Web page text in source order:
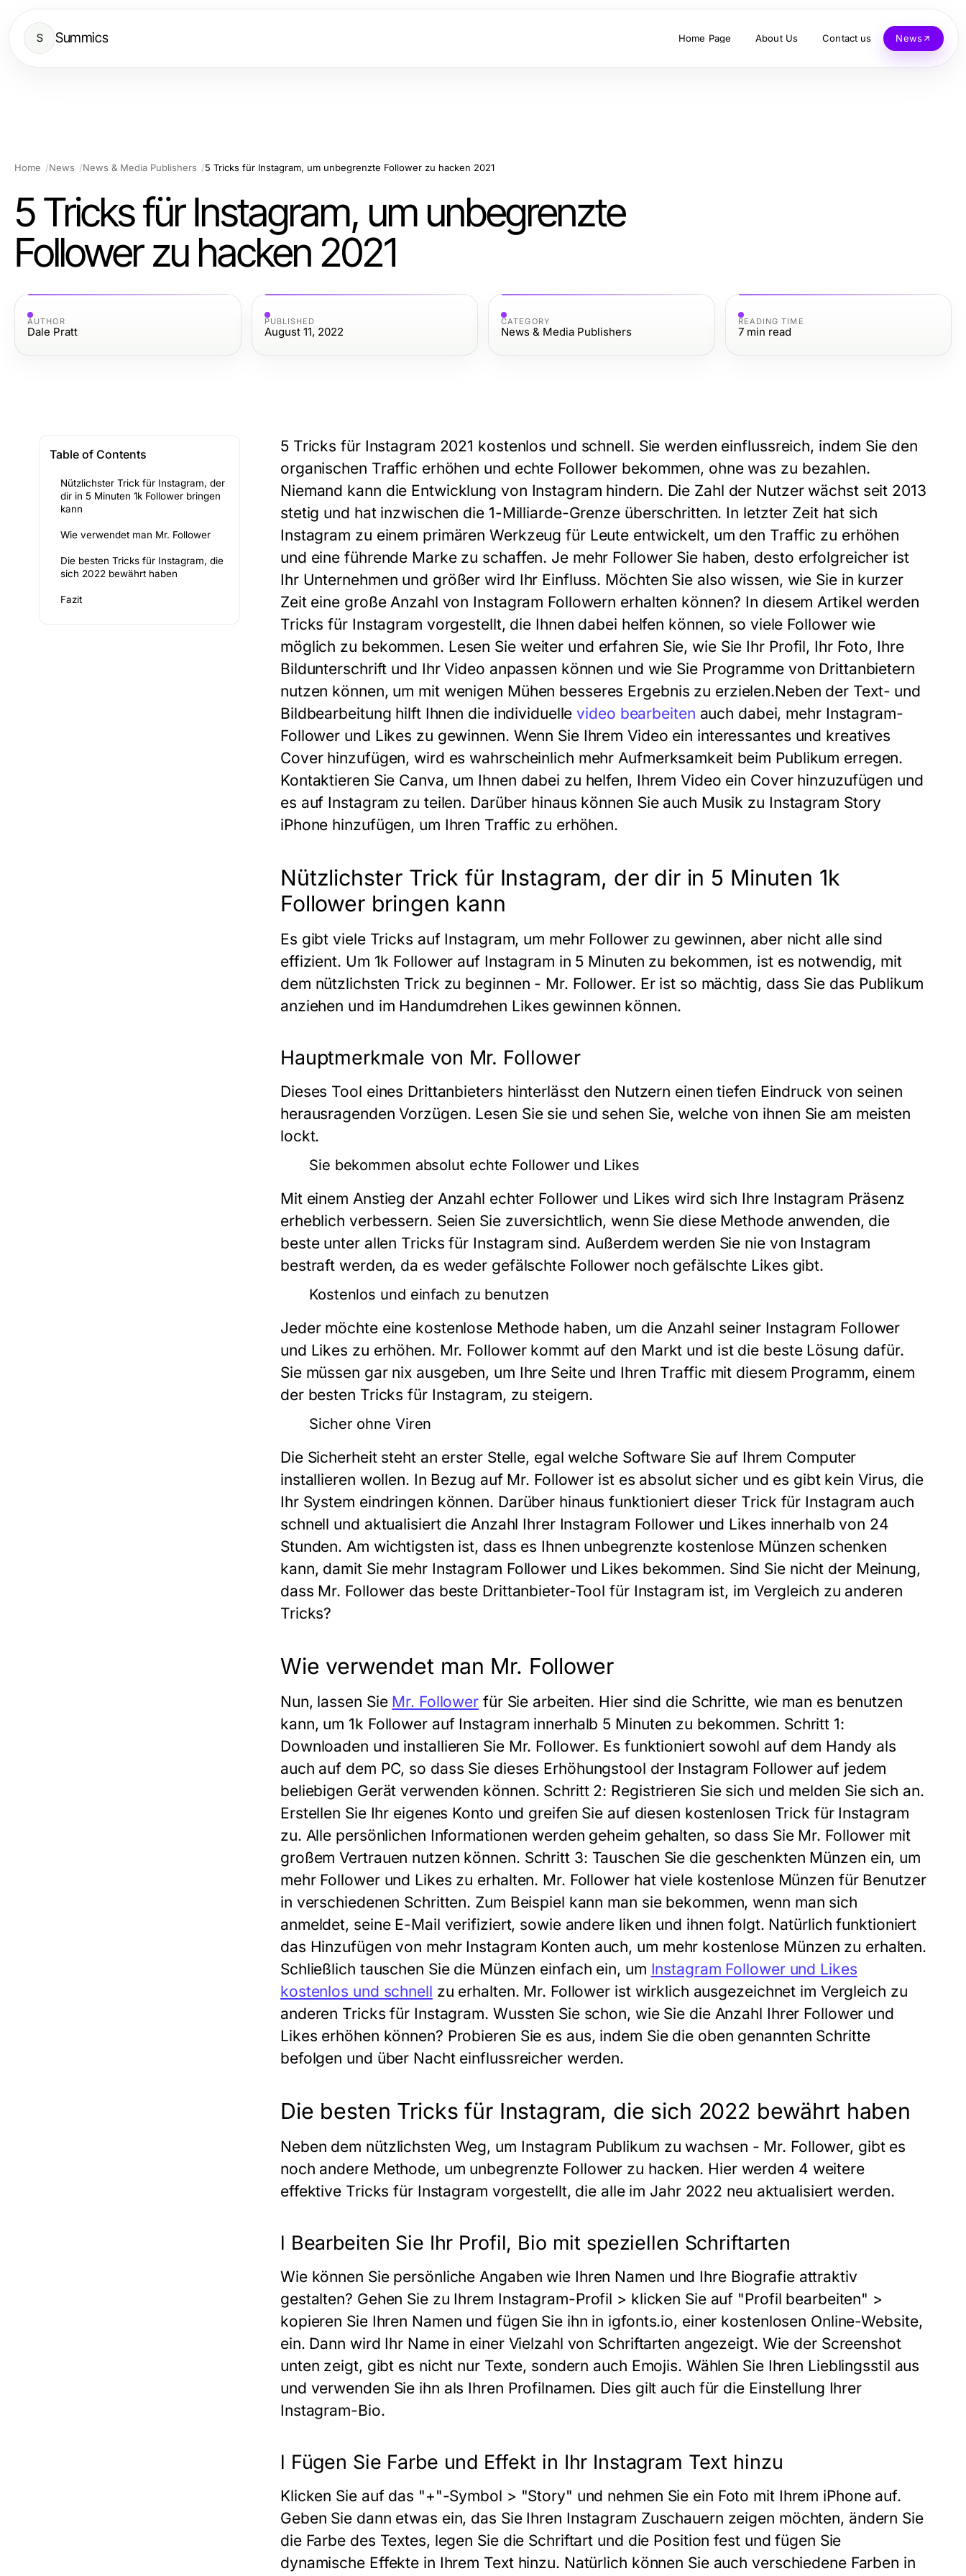
S Summics Home Page About Us Contact us News
Home News News & Media Publishers 5 Tricks für Instagram, um unbegrenzte Follower zu hacken 2021
5 Tricks für Instagram, um unbegrenzte
Follower zu hacken 2021
AUTHOR
Dale Pratt
PUBLISHED
August 11, 2022
CATEGORY
News & Media Publishers
READING TIME
7 min read
Table of Contents
Nützlichster Trick für Instagram, der
dir in 5 Minuten 1k Follower bringen
kann
Wie verwendet man Mr. Follower
Die besten Tricks für Instagram, die
sich 2022 bewährt haben
Fazit
5 Tricks für Instagram 2021 kostenlos und schnell. Sie werden einflussreich, indem Sie den
organischen Traffic erhöhen und echte Follower bekommen, ohne was zu bezahlen.
Niemand kann die Entwicklung von Instagram hindern. Die Zahl der Nutzer wächst seit 2013
stetig und hat inzwischen die 1-Milliarde-Grenze überschritten. In letzter Zeit hat sich
Instagram zu einem primären Werkzeug für Leute entwickelt, um den Traffic zu erhöhen
und eine führende Marke zu schaffen. Je mehr Follower Sie haben, desto erfolgreicher ist
Ihr Unternehmen und größer wird Ihr Einfluss. Möchten Sie also wissen, wie Sie in kurzer
Zeit eine große Anzahl von Instagram Followern erhalten können? In diesem Artikel werden
Tricks für Instagram vorgestellt, die Ihnen dabei helfen können, so viele Follower wie
möglich zu bekommen. Lesen Sie weiter und erfahren Sie, wie Sie Ihr Profil, Ihr Foto, Ihre
Bildunterschrift und Ihr Video anpassen können und wie Sie Programme von Drittanbietern
nutzen können, um mit wenigen Mühen besseres Ergebnis zu erzielen.Neben der Text- und
Bildbearbeitung hilft Ihnen die individuellevideo bearbeiten auch dabei, mehr Instagram-
Follower und Likes zu gewinnen. Wenn Sie Ihrem Video ein interessantes und kreatives
Cover hinzufügen, wird es wahrscheinlich mehr Aufmerksamkeit beim Publikum erregen.
Kontaktieren Sie Canva, um Ihnen dabei zu helfen, Ihrem Video ein Cover hinzuzufügen und
es auf Instagram zu teilen. Darüber hinaus können Sie auch Musik zu Instagram Story
iPhone hinzufügen, um Ihren Traffic zu erhöhen.
Nützlichster Trick für Instagram, der dir in 5 Minuten 1k
Follower bringen kann
Es gibt viele Tricks auf Instagram, um mehr Follower zu gewinnen, aber nicht alle sind
effizient. Um 1k Follower auf Instagram in 5 Minuten zu bekommen, ist es notwendig, mit
dem nützlichsten Trick zu beginnen - Mr. Follower. Er ist so mächtig, dass Sie das Publikum
anziehen und im Handumdrehen Likes gewinnen können.
Hauptmerkmale von Mr. Follower
Dieses Tool eines Drittanbieters hinterlässt den Nutzern einen tiefen Eindruck von seinen
herausragenden Vorzügen. Lesen Sie sie und sehen Sie, welche von ihnen Sie am meisten
lockt.
Sie bekommen absolut echte Follower und Likes
Mit einem Anstieg der Anzahl echter Follower und Likes wird sich Ihre Instagram Präsenz
erheblich verbessern. Seien Sie zuversichtlich, wenn Sie diese Methode anwenden, die
beste unter allen Tricks für Instagram sind. Außerdem werden Sie nie von Instagram
bestraft werden, da es weder gefälschte Follower noch gefälschte Likes gibt.
Kostenlos und einfach zu benutzen
Jeder möchte eine kostenlose Methode haben, um die Anzahl seiner Instagram Follower
und Likes zu erhöhen. Mr. Follower kommt auf den Markt und ist die beste Lösung dafür.
Sie müssen gar nix ausgeben, um Ihre Seite und Ihren Traffic mit diesem Programm, einem
der besten Tricks für Instagram, zu steigern.
Sicher ohne Viren
Die Sicherheit steht an erster Stelle, egal welche Software Sie auf Ihrem Computer
installieren wollen. In Bezug auf Mr. Follower ist es absolut sicher und es gibt kein Virus, die
Ihr System eindringen können. Darüber hinaus funktioniert dieser Trick für Instagram auch
schnell und aktualisiert die Anzahl Ihrer Instagram Follower und Likes innerhalb von 24
Stunden. Am wichtigsten ist, dass es Ihnen unbegrenzte kostenlose Münzen schenken
kann, damit Sie mehr Instagram Follower und Likes bekommen. Sind Sie nicht der Meinung,
dass Mr. Follower das beste Drittanbieter-Tool für Instagram ist, im Vergleich zu anderen
Tricks?
Wie verwendet man Mr. Follower
Nun, lassen Sie Mr. Follower für Sie arbeiten. Hier sind die Schritte, wie man es benutzen
kann, um 1k Follower auf Instagram innerhalb 5 Minuten zu bekommen. Schritt 1:
Downloaden und installieren Sie Mr. Follower. Es funktioniert sowohl auf dem Handy als
auch auf dem PC, so dass Sie dieses Erhöhungstool der Instagram Follower auf jedem
beliebigen Gerät verwenden können. Schritt 2: Registrieren Sie sich und melden Sie sich an.
Erstellen Sie Ihr eigenes Konto und greifen Sie auf diesen kostenlosen Trick für Instagram
zu. Alle persönlichen Informationen werden geheim gehalten, so dass Sie Mr. Follower mit
großem Vertrauen nutzen können. Schritt 3: Tauschen Sie die geschenkten Münzen ein, um
mehr Follower und Likes zu erhalten. Mr. Follower hat viele kostenlose Münzen für Benutzer
in verschiedenen Schritten. Zum Beispiel kann man sie bekommen, wenn man sich
anmeldet, seine E-Mail verifiziert, sowie andere liken und ihnen folgt. Natürlich funktioniert
das Hinzufügen von mehr Instagram Konten auch, um mehr kostenlose Münzen zu erhalten.
Schließlich tauschen Sie die Münzen einfach ein, um Instagram Follower und Likes
kostenlos und schnell zu erhalten. Mr. Follower ist wirklich ausgezeichnet im Vergleich zu
anderen Tricks für Instagram. Wussten Sie schon, wie Sie die Anzahl Ihrer Follower und
Likes erhöhen können? Probieren Sie es aus, indem Sie die oben genannten Schritte
befolgen und über Nacht einflussreicher werden.
Die besten Tricks für Instagram, die sich 2022 bewährt haben
Neben dem nützlichsten Weg, um Instagram Publikum zu wachsen - Mr. Follower, gibt es
noch andere Methode, um unbegrenzte Follower zu hacken. Hier werden 4 weitere
effektive Tricks für Instagram vorgestellt, die alle im Jahr 2022 neu aktualisiert werden.
l Bearbeiten Sie Ihr Profil, Bio mit speziellen Schriftarten
Wie können Sie persönliche Angaben wie Ihren Namen und Ihre Biografie attraktiv
gestalten? Gehen Sie zu Ihrem Instagram-Profil > klicken Sie auf "Profil bearbeiten" >
kopieren Sie Ihren Namen und fügen Sie ihn in igfonts.io, einer kostenlosen Online-Website,
ein. Dann wird Ihr Name in einer Vielzahl von Schriftarten angezeigt. Wie der Screenshot
unten zeigt, gibt es nicht nur Texte, sondern auch Emojis. Wählen Sie Ihren Lieblingsstil aus
und verwenden Sie ihn als Ihren Profilnamen. Dies gilt auch für die Einstellung Ihrer
Instagram-Bio.
l Fügen Sie Farbe und Effekt in Ihr Instagram Text hinzu
Klicken Sie auf das "+"-Symbol > "Story" und nehmen Sie ein Foto mit Ihrem iPhone auf.
Geben Sie dann etwas ein, das Sie Ihren Instagram Zuschauern zeigen möchten, ändern Sie
die Farbe des Textes, legen Sie die Schriftart und die Position fest und fügen Sie
dynamische Effekte in Ihrem Text hinzu. Natürlich können Sie auch verschiedene Farben in